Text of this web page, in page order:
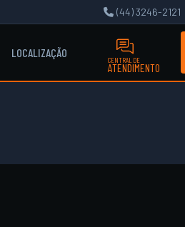
(44) 3246-2121
LOCALIZAÇÃO
CENTRAL DE
ATENDIMENTO